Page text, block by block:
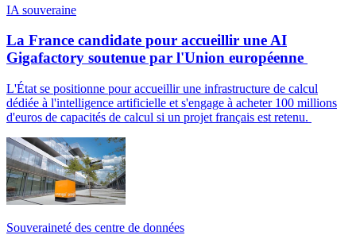
IA souveraine
La France candidate pour accueillir une AI
Gigafactory soutenue par l'Union européenne
L'État se positionne pour accueillir une infrastructure de calcul
dédiée à l'intelligence artificielle et s'engage à acheter 100 millions
d'euros de capacités de calcul si un projet français est retenu.
Souveraineté des centre de données